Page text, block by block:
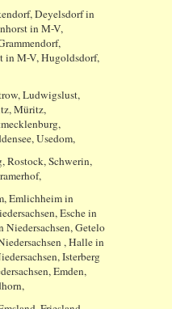
Deyelsdorf in
in M-V,
in M-V, Hugoldsdorf,
Ludwigslust,
Müritz,
Usedom,
Rostock, Schwerin,
Emlichheim in
Esche in
Niedersachsen, Getelo
, Halle in
Isterberg
Emden,